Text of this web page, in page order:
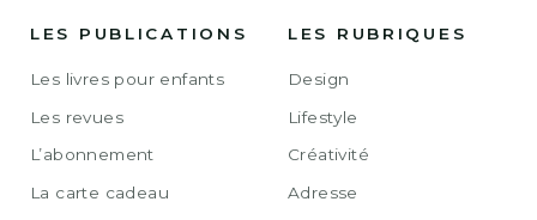
LES PUBLICATIONS
Les livres pour enfants
Les revues
L’abonnement
La carte cadeau
LES RUBRIQUES
Design
Lifestyle
Créativité
Adresse